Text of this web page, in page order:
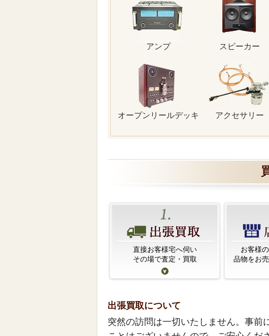
アンプ スピーカー
オープンリールデッキ アクセサリー
直接お客様宅へ伺い
その場で査定・買取
お客様
品物をお
出張買取について
突然の訪問は一切いたしません。事前